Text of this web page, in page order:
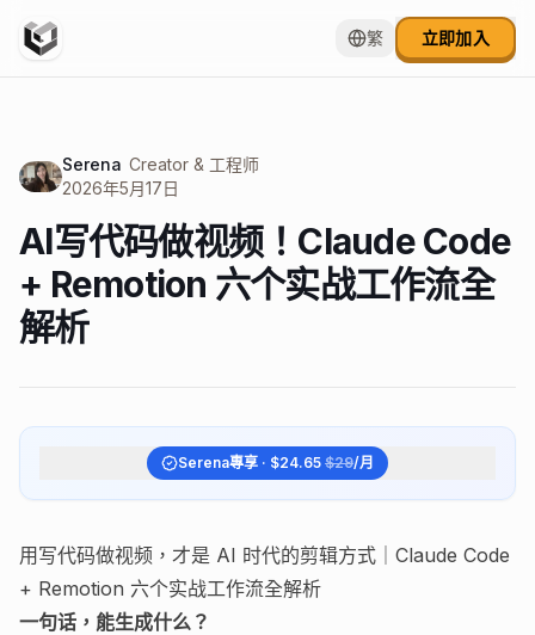
繁 立即加入
Serena Creator & 工程师
2026年5月17日
AI写代码做视频！Claude Code
+ Remotion 六个实战工作流全
解析
Serena專享 · $24.65 $29/月
用写代码做视频，才是 AI 时代的剪辑方式｜Claude Code
+ Remotion 六个实战工作流全解析
一句话，能生成什么？